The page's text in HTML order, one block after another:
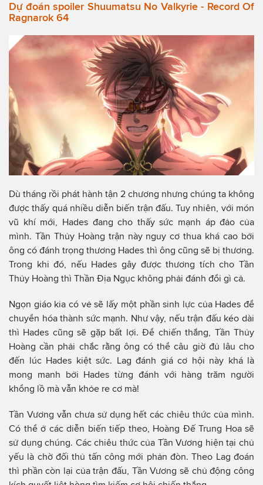
Dự đoán spoiler Shuumatsu No Valkyrie - Record Of
Ragnarok 64
Dù tháng rồi phát hành tận 2 chương nhưng chúng ta không
được thấy quá nhiều diễn biến trận đấu. Tuy nhiên, với món
vũ khí mới, Hades đang cho thấy sức mạnh áp đảo của
mình. Tần Thủy Hoàng trận này nguy cơ thua khá cao bởi
ông có đánh trọng thương Hades thì ông cũng sẽ bị thương.
Trong khi đó, nếu Hades gây được thương tích cho Tần
Thủy Hoàng thì Thần Địa Ngục không phải đánh đổi gì cả.
Ngọn giáo kia có vẻ sẽ lấy một phần sinh lực của Hades để
chuyển hóa thành sức mạnh. Như vậy, nếu trận đấu kéo dài
thì Hades cũng sẽ gặp bất lợi. Để chiến thắng, Tần Thủy
Hoàng cần phải chắc rằng ông có thể câu giờ đủ lâu cho
đến lúc Hades kiệt sức. Lag đánh giá cơ hội này khá là
mong manh bởi Hades từng đánh với hàng trăm người
khổng lồ mà vẫn khỏe re cơ mà!
Tần Vương vẫn chưa sử dụng hết các chiêu thức của mình.
Có thể ở các diễn biến tiếp theo, Hoàng Đế Trung Hoa sẽ
sử dụng chúng. Các chiêu thức của Tần Vương hiện tại chủ
yếu là chờ đối thủ tấn công mới phản đòn. Theo Lag đoán
thì phần còn lại của trận đấu, Tần Vương sẽ chủ động công